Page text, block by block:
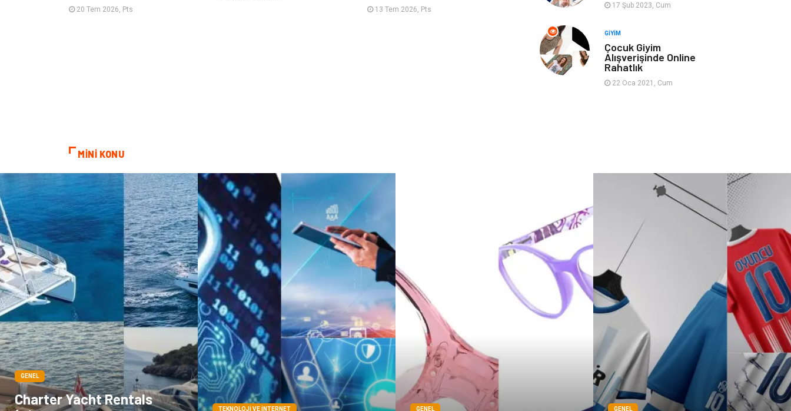
20 Tem 2026, Pts 13 Tem 2026, Pts Bebek Giyim İnternet
Kına Gecesi
Restaurant Gayrimenkul
17 Şub 2023, Cum
GIYIM
Çocuk Giyim
Alışverişinde Online
Rahatlık
22 Oca 2021, Cum
MİNİ KONU
GENEL
Charter Yacht Rentals
TEKNOLOJI VE İNTERNET GENEL GENEL